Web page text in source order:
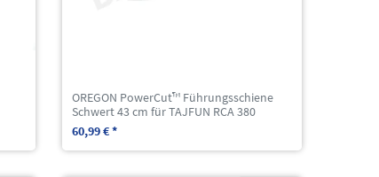
OREGON PowerCut™ Führungsschiene
Schwert 43 cm für TAJFUN RCA 380
60,99 € *